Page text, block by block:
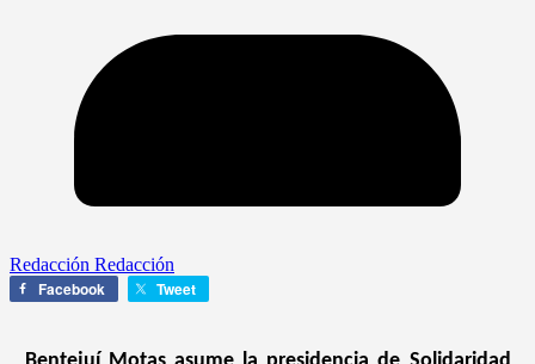
Redacción Redacción
Facebook Tweet